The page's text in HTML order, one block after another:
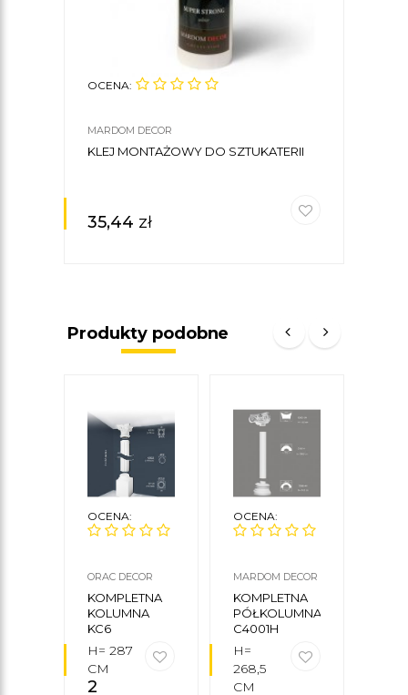
OCENA:
MARDOM DECOR
KLEJ MONTAŻOWY DO SZTUKATERII
35,44 zł
Produkty podobne
OCENA:
ORAC DECOR
KOMPLETNA
KOLUMNA
KC6
H= 287
CM
2
OCENA:
MARDOM DECOR
KOMPLETNA
PÓŁKOLUMNA
C4001H
H=
268,5
CM